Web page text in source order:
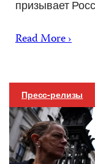
призывает
Read More ›
Пресс-релизы